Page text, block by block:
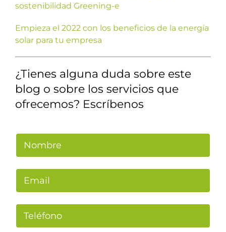
sostenibilidad Greening-e
Empieza el 2022 con los beneficios de la energía
solar para tu empresa
¿Tienes alguna duda sobre este
blog o sobre los servicios que
ofrecemos? Escríbenos